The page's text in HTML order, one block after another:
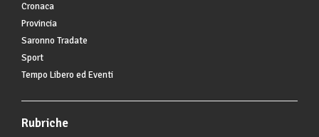
Cronaca
Provincia
Saronno Tradate
Sport
Tempo Libero ed Eventi
Rubriche